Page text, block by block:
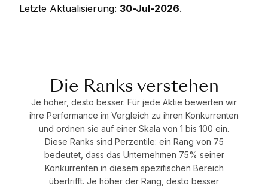
Letzte Aktualisierung: 30-Jul-2026.
Die Ranks verstehen
Je höher, desto besser. Für jede Aktie bewerten wir
ihre Performance im Vergleich zu ihren Konkurrenten
und ordnen sie auf einer Skala von 1 bis 100 ein.
Diese Ranks sind Perzentile: ein Rang von 75
bedeutet, dass das Unternehmen 75% seiner
Konkurrenten in diesem spezifischen Bereich
übertrifft. Je höher der Rang, desto besser